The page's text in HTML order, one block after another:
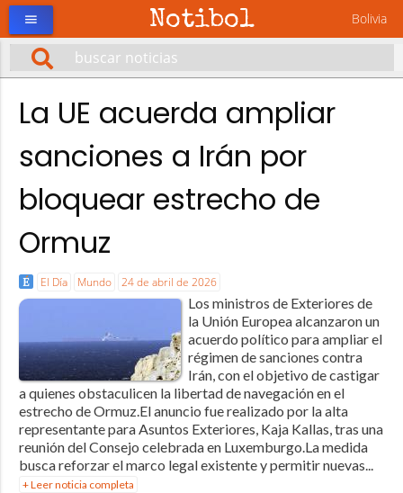
Notibol Bolivia
menu
La UE acuerda ampliar
sanciones a Irán por
bloquear estrecho de
Ormuz
El Día Mundo 24 de abril de 2026
Los ministros de Exteriores de
la Unión Europea alcanzaron un
acuerdo político para ampliar el
régimen de sanciones contra
Irán, con el objetivo de castigar
a quienes obstaculicen la libertad de navegación en el
estrecho de Ormuz.El anuncio fue realizado por la alta
representante para Asuntos Exteriores, Kaja Kallas, tras una
reunión del Consejo celebrada en Luxemburgo.La medida
busca reforzar el marco legal existente y permitir nuevas...
+ Leer noticia completa